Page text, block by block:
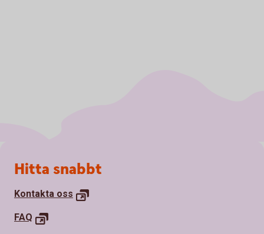
Sidfot
Hitta snabbt
Kontakta oss
FAQ